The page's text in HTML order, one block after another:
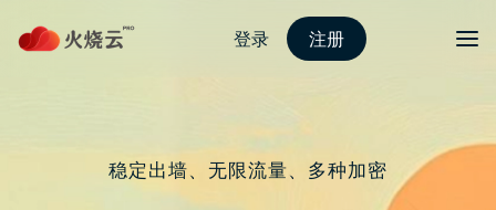
nordvpn 安卓
【ChatGPT 教学】一句魔法让你将
生活里高深知识变得超易明白